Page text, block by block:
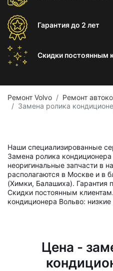
Гарантиядо 2 лет
Скидки постоянным
Ремонт Volvo
Ремонт
Замена ролика
Наши специализированные
Замена ролика
неоригинальные запчасти в
располагаются в Москве и в
(Химки, Балашиха). Гарантия
Скидки постоянным
кондиционера Вольво:
Цена -